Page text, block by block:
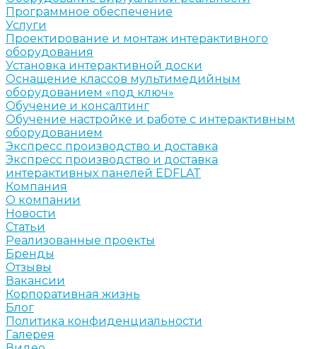
Программное обеспечение
Услуги
Проектирование и монтаж интерактивного
оборудования
Установка интерактивной доски
Оснащение классов мультимедийным
оборудованием «под ключ»
Обучение и консалтинг
Обучение настройке и работе с интерактивным
оборудованием
Экспресс производство и доставка
Экспресс производство и доставка
интерактивных панелей EDFLAT
Компания
О компании
Новости
Статьи
Реализованные проекты
Бренды
Отзывы
Вакансии
Корпоративная жизнь
Блог
Политика конфиденциальности
Галерея